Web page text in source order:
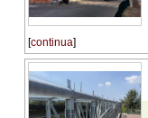
[continua]